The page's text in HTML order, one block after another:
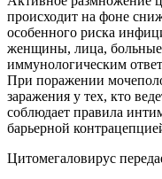
происходит на фоне
особенного риска
женщины, лица,
иммунологическим
При поражении
заражения у тех, кто
соблюдает правила
барьерной
Цитомегаловирус